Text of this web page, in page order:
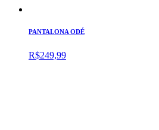
PANTALONA ODÉ
R$249,99